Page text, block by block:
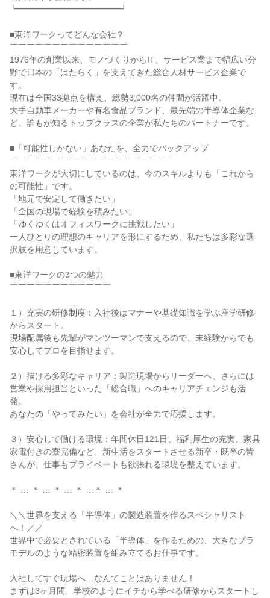
┗━━━━━━━━━━━━┛
■東洋ワークってどんな会社？
￣￣￣￣￣￣￣￣￣￣￣￣￣￣
1976年の創業以来、モノづくりからIT、サービス業まで幅広い分
野で日本の「はたらく」を支えてきた総合人材サービス企業で
す。
現在は全国33拠点を構え、総勢3,000名の仲間が活躍中。
大手自動車メーカーや有名食品ブランド、最先端の半導体企業な
ど、誰もが知るトップクラスの企業が私たちのパートナーです。
■「可能性しかない」あなたを、全力でバックアップ
￣￣￣￣￣￣￣￣￣￣￣￣￣￣￣￣￣￣￣
東洋ワークが大切にしているのは、今のスキルよりも「これから
の可能性」です。
「地元で安定して働きたい」
「全国の現場で経験を積みたい」
「ゆくゆくはオフィスワークに挑戦したい」
一人ひとりの理想のキャリアを形にするため、私たちは多彩な選
択肢を用意しています。
■東洋ワークの3つの魅力
￣￣￣￣￣￣￣￣￣￣￣￣
１）充実の研修制度：入社後はマナーや基礎知識を学ぶ座学研修
からスタート。
現場配属後も先輩がマンツーマンで支えるので、未経験からでも
安心してプロを目指せます。
２）描ける多彩なキャリア：製造現場からリーダーへ、さらには
営業や採用担当といった「総合職」へのキャリアチェンジも活
発。
あなたの「やってみたい」を会社が全力で応援します。
３）安心して働ける環境：年間休日121日、福利厚生の充実、家具
家電付きの寮完備など、新生活をスタートさせる新卒・既卒の皆
さんが、仕事もプライベートも欲張れる環境を整えています。
＊ … ＊ … ＊ … ＊ …＊ … ＊
＼＼世界を支える「半導体」の製造装置を作るスペシャリスト
へ！／／
世界中で必要とされている「半導体」を作るための、大きなプラ
モデルのような精密装置を組み立てるお仕事です。
入社してすぐ現場へ…なんてことはありません！
まずは3ヶ月間、学校のようにイチから学べる研修からスタートし